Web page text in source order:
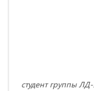
студент группы